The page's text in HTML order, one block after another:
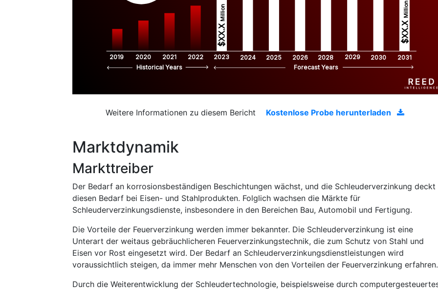
2019 2020 2021 2022 2023 2024 2025 2026 2028 2029 2030 2031
$XX.X
Million
$XX.X
Million
Historical Years Forecast Years
Weitere Informationen zu diesem Bericht Kostenlose Probe herunterladen
Marktdynamik
Markttreiber
Der Bedarf an korrosionsbeständigen Beschichtungen wächst, und die Schleuderverzinkung deckt
diesen Bedarf bei Eisen- und Stahlprodukten. Folglich wachsen die Märkte für
Schleuderverzinkungsdienste, insbesondere in den Bereichen Bau, Automobil und Fertigung.
Die Vorteile der Feuerverzinkung werden immer bekannter. Die Schleuderverzinkung ist eine
Unterart der weitaus gebräuchlicheren Feuerverzinkungstechnik, die zum Schutz von Stahl und
Eisen vor Rost eingesetzt wird. Der Bedarf an Schleuderverzinkungsdienstleistungen wird
voraussichtlich steigen, da immer mehr Menschen von den Vorteilen der Feuerverzinkung erfahren.
Durch die Weiterentwicklung der Schleudertechnologie, beispielsweise durch